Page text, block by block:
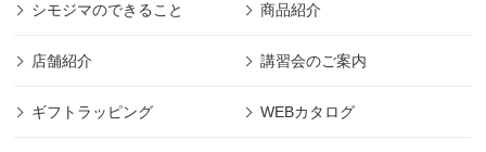
シモジマのできること 商品紹介
店舗紹介 講習会のご案内
ギフトラッピング WEBカタログ